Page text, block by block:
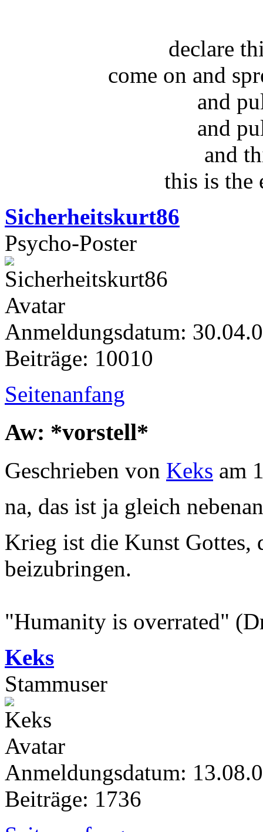
declare
come on and
and
and
and
this is the
Sicherheitskurt86
Psycho-Poster
Anmeldungsdatum:
Beiträge: 10010
Seitenanfang
Aw: *vorstell*
Geschrieben von Keks am
na, das ist ja gleich
Krieg ist die Kunst Gottes,
beizubringen.
"Humanity is overrated"
Keks
Stammuser
Anmeldungsdatum:
Beiträge: 1736